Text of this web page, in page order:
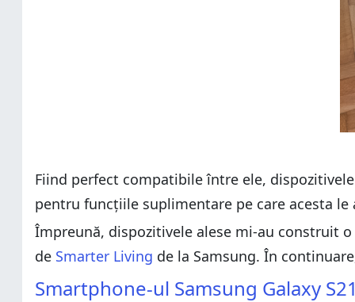
Fiind perfect compatibile între ele,
pentru funcțiile suplimentare pe care acesta
Împreună, dispozitivele alese mi-au construit
de Smarter Living de la Samsung. În
Smartphone-ul Samsung Galaxy